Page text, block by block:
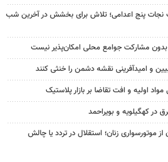
نجات پنج اعدامی؛ تلاش برای بخشش در آخرین شب
بدون مشارکت جوامع محلی امکان‌پذیر نیست
و امیدآفرینی نقشه دشمن را خنثی کنند
اولیه و افت تقاضا بر بازار پلاستیک
در کهگیلویه و بویراحمد
موتورسواری زنان؛ استقلال در تردد یا چالش